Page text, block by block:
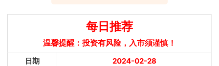
每日推荐
温馨提醒：投资有风险，入市须谨慎！
日期
2024-02-28